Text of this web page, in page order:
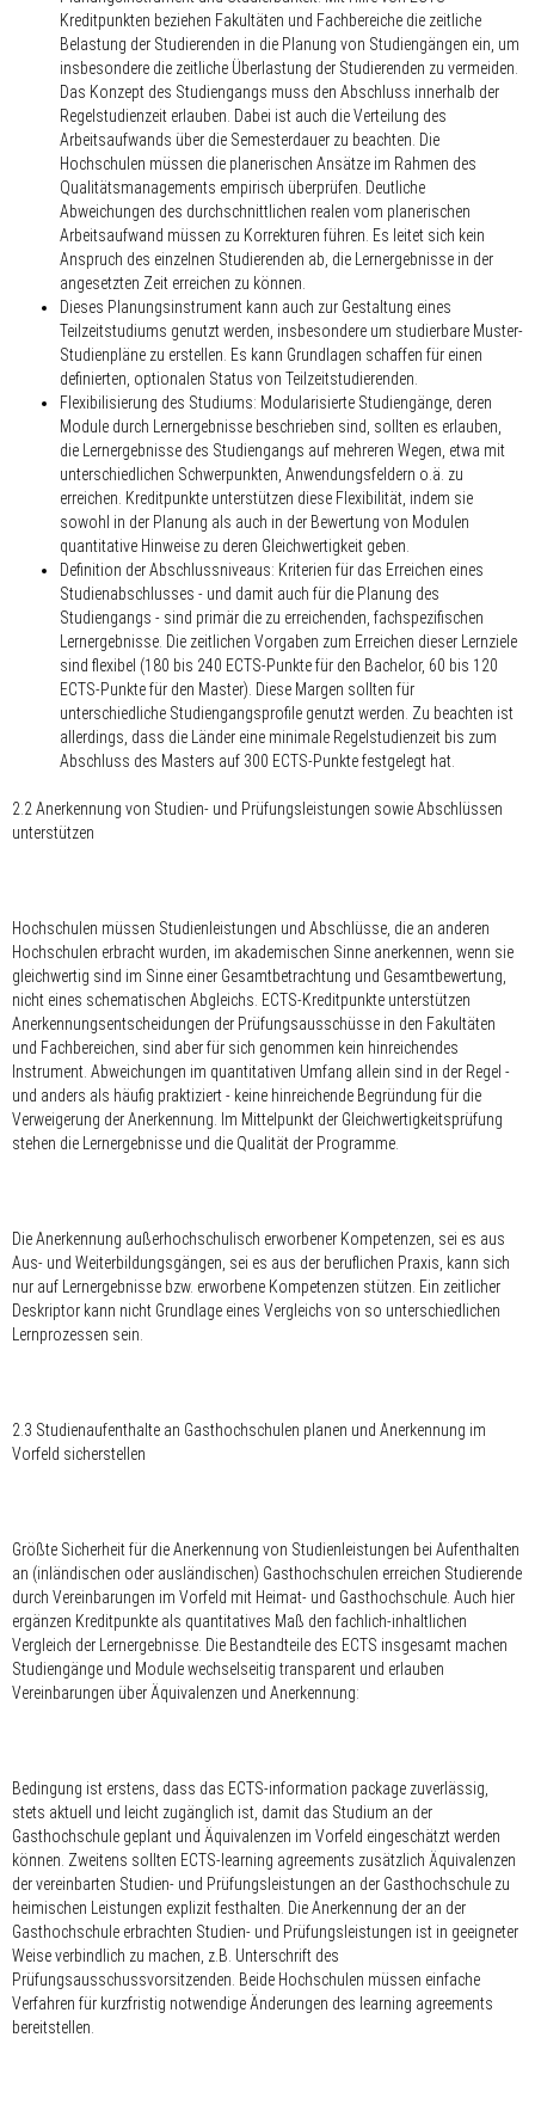
Kreditpunkten beziehen Fakultäten und Fachbereiche die zeitliche
Belastung der Studierenden in die Planung von Studiengängen ein, um
insbesondere die zeitliche Überlastung der Studierenden zu vermeiden.
Das Konzept des Studiengangs muss den Abschluss innerhalb der
Regelstudienzeit erlauben. Dabei ist auch die Verteilung des
Arbeitsaufwands über die Semesterdauer zu beachten. Die
Hochschulen müssen die planerischen Ansätze im Rahmen des
Qualitätsmanagements empirisch überprüfen. Deutliche
Abweichungen des durchschnittlichen realen vom planerischen
Arbeitsaufwand müssen zu Korrekturen führen. Es leitet sich kein
Anspruch des einzelnen Studierenden ab, die Lernergebnisse in der
angesetzten Zeit erreichen zu können.
Dieses Planungsinstrument kann auch zur Gestaltung eines
Teilzeitstudiums genutzt werden, insbesondere um studierbare Muster-
Studienpläne zu erstellen. Es kann Grundlagen schaffen für einen
definierten, optionalen Status von Teilzeitstudierenden.
Flexibilisierung des Studiums: Modularisierte Studiengänge, deren
Module durch Lernergebnisse beschrieben sind, sollten es erlauben,
die Lernergebnisse des Studiengangs auf mehreren Wegen, etwa mit
unterschiedlichen Schwerpunkten, Anwendungsfeldern o.ä. zu
erreichen. Kreditpunkte unterstützen diese Flexibilität, indem sie
sowohl in der Planung als auch in der Bewertung von Modulen
quantitative Hinweise zu deren Gleichwertigkeit geben.
Definition der Abschlussniveaus: Kriterien für das Erreichen eines
Studienabschlusses - und damit auch für die Planung des
Studiengangs - sind primär die zu erreichenden, fachspezifischen
Lernergebnisse. Die zeitlichen Vorgaben zum Erreichen dieser Lernziele
sind flexibel (180 bis 240 ECTS-Punkte für den Bachelor, 60 bis 120
ECTS-Punkte für den Master). Diese Margen sollten für
unterschiedliche Studiengangsprofile genutzt werden. Zu beachten ist
allerdings, dass die Länder eine minimale Regelstudienzeit bis zum
Abschluss des Masters auf 300 ECTS-Punkte festgelegt hat.
2.2 Anerkennung von Studien- und Prüfungsleistungen sowie Abschlüssen
unterstützen
Hochschulen müssen Studienleistungen und Abschlüsse, die an anderen
Hochschulen erbracht wurden, im akademischen Sinne anerkennen, wenn sie
gleichwertig sind im Sinne einer Gesamtbetrachtung und Gesamtbewertung,
nicht eines schematischen Abgleichs. ECTS-Kreditpunkte unterstützen
Anerkennungsentscheidungen der Prüfungsausschüsse in den Fakultäten
und Fachbereichen, sind aber für sich genommen kein hinreichendes
Instrument. Abweichungen im quantitativen Umfang allein sind in der Regel -
und anders als häufig praktiziert - keine hinreichende Begründung für die
Verweigerung der Anerkennung. Im Mittelpunkt der Gleichwertigkeitsprüfung
stehen die Lernergebnisse und die Qualität der Programme.
Die Anerkennung außerhochschulisch erworbener Kompetenzen, sei es aus
Aus- und Weiterbildungsgängen, sei es aus der beruflichen Praxis, kann sich
nur auf Lernergebnisse bzw. erworbene Kompetenzen stützen. Ein zeitlicher
Deskriptor kann nicht Grundlage eines Vergleichs von so unterschiedlichen
Lernprozessen sein.
2.3 Studienaufenthalte an Gasthochschulen planen und Anerkennung im
Vorfeld sicherstellen
Größte Sicherheit für die Anerkennung von Studienleistungen bei Aufenthalten
an (inländischen oder ausländischen) Gasthochschulen erreichen Studierende
durch Vereinbarungen im Vorfeld mit Heimat- und Gasthochschule. Auch hier
ergänzen Kreditpunkte als quantitatives Maß den fachlich-inhaltlichen
Vergleich der Lernergebnisse. Die Bestandteile des ECTS insgesamt machen
Studiengänge und Module wechselseitig transparent und erlauben
Vereinbarungen über Äquivalenzen und Anerkennung:
Bedingung ist erstens, dass das ECTS-information package zuverlässig,
stets aktuell und leicht zugänglich ist, damit das Studium an der
Gasthochschule geplant und Äquivalenzen im Vorfeld eingeschätzt werden
können. Zweitens sollten ECTS-learning agreements zusätzlich Äquivalenzen
der vereinbarten Studien- und Prüfungsleistungen an der Gasthochschule zu
heimischen Leistungen explizit festhalten. Die Anerkennung der an der
Gasthochschule erbrachten Studien- und Prüfungsleistungen ist in geeigneter
Weise verbindlich zu machen, z.B. Unterschrift des
Prüfungsausschussvorsitzenden. Beide Hochschulen müssen einfache
Verfahren für kurzfristig notwendige Änderungen des learning agreements
bereitstellen.